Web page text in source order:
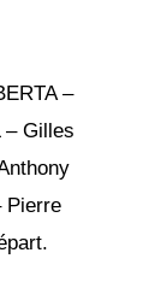
–
– Gilles
Pierre